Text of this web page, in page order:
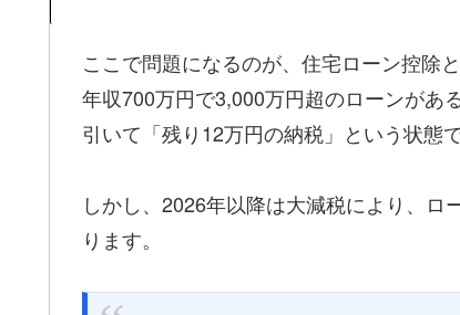
ここで問題になるのが、住宅ローン控除
年収700万円で3,000万円超のローンがあ
引いて「残り12万円の納税」という状態で
しかし、2026年以降は大減税により、
ります。